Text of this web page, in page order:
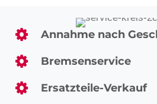
Annahme nach
Bremsenservice
Ersatzteile-Verkauf